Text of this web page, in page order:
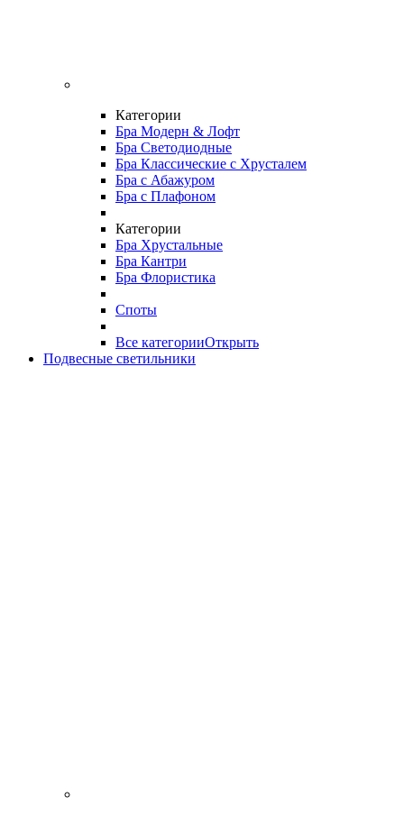
Категории
Бра Модерн & Лофт
Бра Светодиодные
Бра Классические с Хрусталем
Бра с Абажуром
Бра с Плафоном
Категории
Бра Хрустальные
Бра Кантри
Бра Флористика
Споты
Все категорииОткрыть
Подвесные светильники